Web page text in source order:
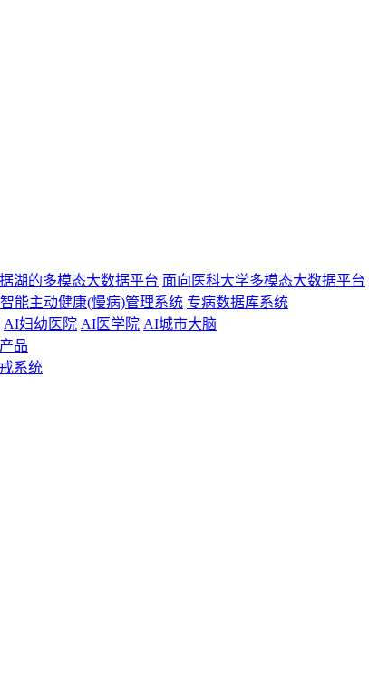
湖的多模态大数据平台 面向医科大学多模态大数据平台
智能主动健康(慢病)管理系统 专病数据库系统
AI妇幼医院 AI医学院 AI城市大脑
品
系统